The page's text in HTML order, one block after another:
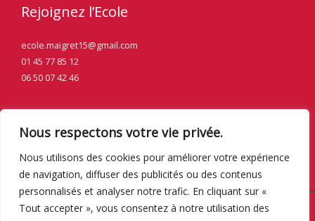
Nous respectons votre vie privée.
Nous utilisons des cookies pour améliorer votre expérience
de navigation, diffuser des publicités ou des contenus
personnalisés et analyser notre trafic. En cliquant sur «
Tout accepter », vous consentez à notre utilisation des
Rejoignez l’Ecole
ecole.maigret15@gmail.com
01 45 77 85 12
06 50 07 42 46